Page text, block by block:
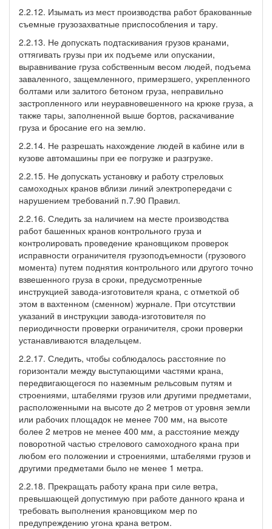
2.2.12. Изымать из мест производства работ бракованные
съемные грузозахватные приспособления и тару.
2.2.13. Не допускать подтаскивания грузов кранами,
оттягивать грузы при их подъеме или опускании,
выравнивание груза собственным весом людей, подъема
заваленного, защемленного, примерзшего, укрепленного
болтами или залитого бетоном груза, неправильно
застропленного или неуравновешенного на крюке груза, а
также тары, заполненной выше бортов, раскачивание
груза и бросание его на землю.
2.2.14. Не разрешать нахождение людей в кабине или в
кузове автомашины при ее погрузке и разгрузке.
2.2.15. Не допускать установку и работу стреловых
самоходных кранов вблизи линий электропередачи с
нарушением требований п.7.90 Правил.
2.2.16. Следить за наличием на месте производства
работ башенных кранов контрольного груза и
контролировать проведение крановщиком проверок
исправности ограничителя грузоподъемности (грузового
момента) путем поднятия контрольного или другого точно
взвешенного груза в сроки, предусмотренные
инструкцией завода-изготовителя крана, с отметкой об
этом в вахтенном (сменном) журнале. При отсутствии
указаний в инструкции завода-изготовителя по
периодичности проверки ограничителя, сроки проверки
устанавливаются владельцем.
2.2.17. Следить, чтобы соблюдалось расстояние по
горизонтали между выступающими частями крана,
передвигающегося по наземным рельсовым путям и
строениями, штабелями грузов или другими предметами,
расположенными на высоте до 2 метров от уровня земли
или рабочих площадок не менее 700 мм, на высоте
более 2 метров не менее 400 мм, а расстояние между
поворотной частью стрелового самоходного крана при
любом его положении и строениями, штабелями грузов и
другими предметами было не менее 1 метра.
2.2.18. Прекращать работу крана при силе ветра,
превышающей допустимую при работе данного крана и
требовать выполнения крановщиком мер по
предупреждению угона крана ветром.